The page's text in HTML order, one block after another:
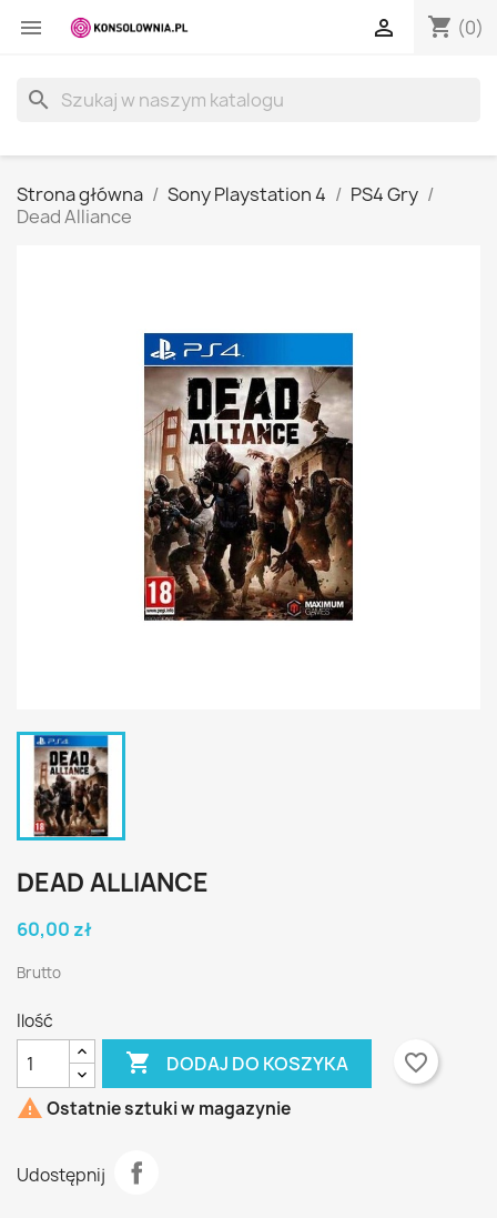
 shopping_cart (0)

search
Strona główna Sony Playstation 4
PS4 Gry
Dead Alliance
DEAD ALLIANCE
60,00 zł
Brutto
Ilość
 DODAJ DO KOSZYKA
favorite_border
 Ostatnie sztuki w magazynie
Udostępnij